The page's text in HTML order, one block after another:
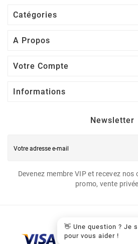
Catégories
A Propos
Votre Compte
Informations
Newsletter
Devenez membre VIP et recevez
promo, vente
👋 Une question ? Je
pour vous aider !